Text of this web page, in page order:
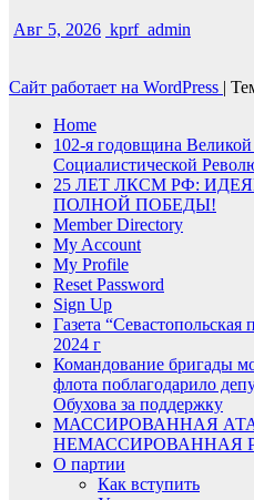
Авг 5, 2026 kprf_admin
Сайт работает на WordPress |
Home
102-я годовщина
Социалистической
25 ЛЕТ ЛКСМ РФ:
ПОЛНОЙ ПОБЕДЫ!
Member Directory
My Account
My Profile
Reset Password
Sign Up
Газета
2024 г
Командование бригады
флота поблагодарило
Обухова за поддержку
МАССИРОВАННАЯ
НЕМАССИРОВАННАЯ
О партии
Как вступить